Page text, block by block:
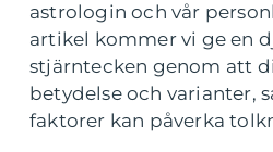
astrologin och vår
artikel kommer vi ge en
stjärntecken genom att
betydelse och varianter,
faktorer kan påverka